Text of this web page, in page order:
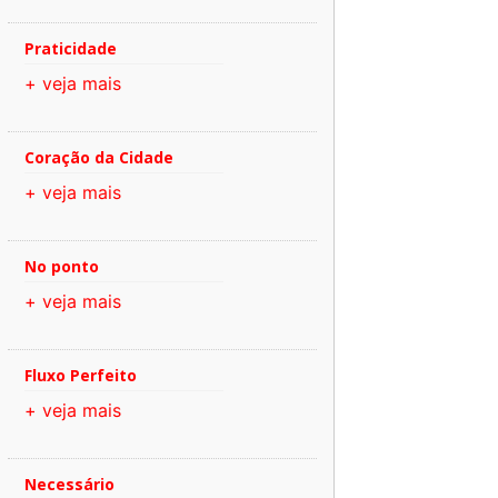
Praticidade
+ veja mais
Coração da Cidade
+ veja mais
No ponto
+ veja mais
Fluxo Perfeito
+ veja mais
Necessário